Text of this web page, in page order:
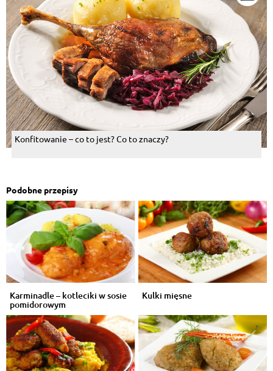
Konfitowanie – co to jest? Co to znaczy?
Podobne przepisy
Karminadle – kotleciki w sosie
pomidorowym
Kulki mięsne